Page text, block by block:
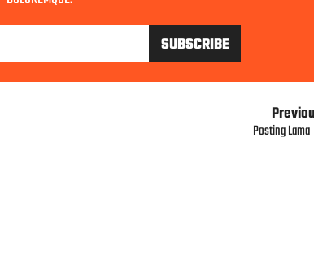
Posting Lama